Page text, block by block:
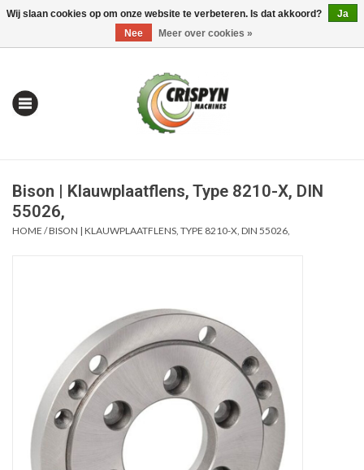
0 Artikelen - €0,00 Mijn account / Registreren
Alles om te Boren |
Alles om te Frezen |
Alles om te Draaien |
Bison | Klauwplaatflens, Type 8210-X, DIN
55026,
HOME /BISON | KLAUWPLAATFLENS, TYPE 8210-X, DIN 55026,
Wij slaan cookies op om onze website te verbeteren. Is dat akkoord?
Ja
Nee
Meer over cookies »